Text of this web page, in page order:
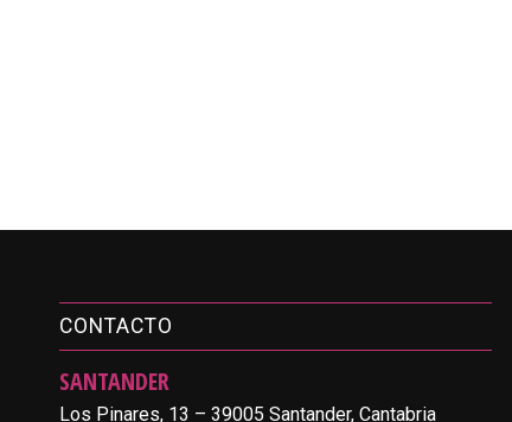
CONTACTO
SANTANDER
Los Pinares, 13 – 39005 Santander, Cantabria